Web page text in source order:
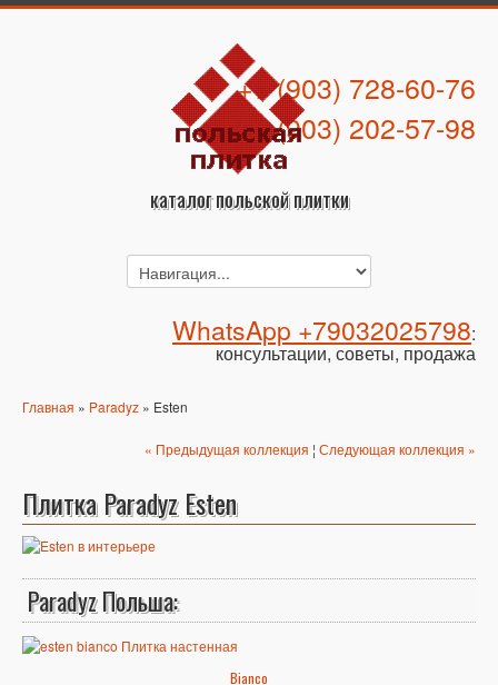
каталог польской плитки
+7 (903) 728-60-76
+7 (903) 202-57-98
WhatsApp +79032025798:
консультации, советы, продажа
Главная » Paradyz » Esten
« Предыдущая коллекция ¦ Следующая коллекция »
Плитка Paradyz Esten
Paradyz Польша:
Bianco